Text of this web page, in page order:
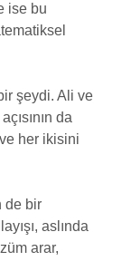
ise bu
şeydi. Ali ve
da
her ikisini
de bir
aslında
arar,